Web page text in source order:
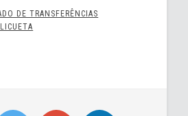
DE TRANSFERÊNCIAS